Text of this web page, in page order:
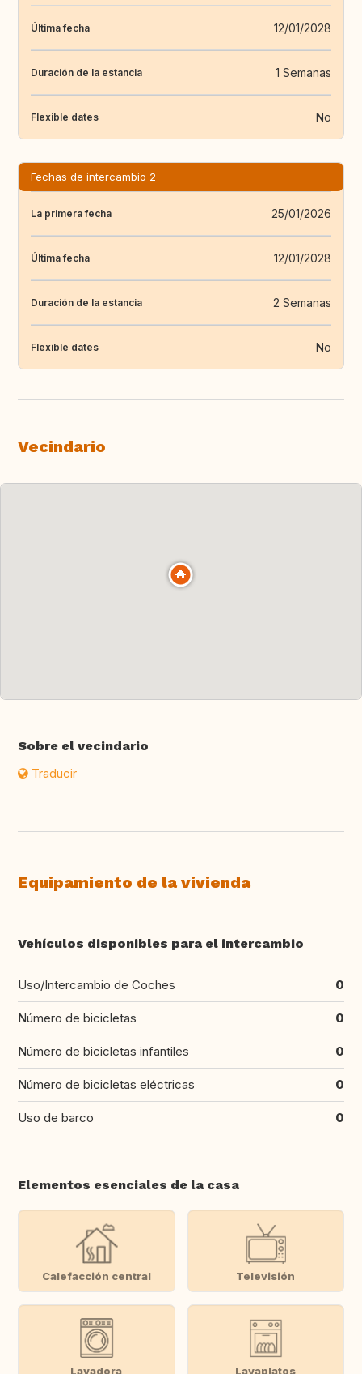
Última fecha 12/01/2028
Duración de la estancia 1 Semanas
Flexible dates No
Fechas de intercambio 2
La primera fecha 25/01/2026
Última fecha 12/01/2028
Duración de la estancia 2 Semanas
Flexible dates No
Vecindario
Sobre el vecindario
Traducir
Equipamiento de la vivienda
Vehículos disponibles para el intercambio
Uso/Intercambio de Coches 0
Número de bicicletas 0
Número de bicicletas infantiles 0
Número de bicicletas eléctricas 0
Uso de barco 0
Elementos esenciales de la casa
Calefacción central Televisión
Lavadora Lavaplatos